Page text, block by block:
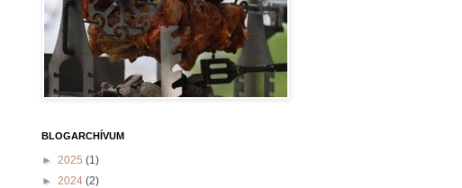
BLOGARCHÍVUM
► 2025 (1)
► 2024 (2)